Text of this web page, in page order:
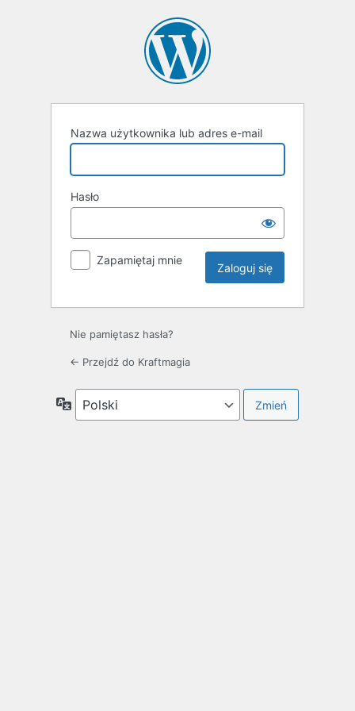
Nazwa użytkownika lub adres e-mail
Hasło
Zapamiętaj mnie
Nie pamiętasz hasła?
← Przejdź do Kraftmagia
Język